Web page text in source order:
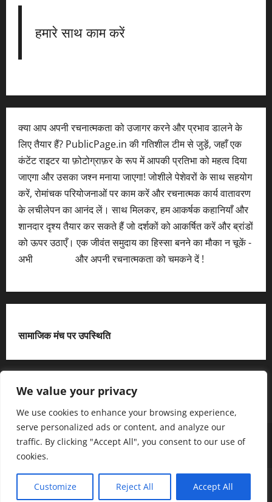
We value your privacy
We use cookies to enhance your browsing experience,
serve personalized ads or content, and analyze our
traffic. By clicking "Accept All", you consent to our use of
cookies.
Customize Reject All Accept All
हमारे साथ काम करें
क्या आप अपनी रचनात्मकता को उजागर करने और प्रभाव डालने के
लिए तैयार हैं? PublicPage.in की गतिशील टीम से जुड़ें, जहाँ एक
कंटेंट राइटर या फ़ोटोग्राफ़र के रूप में आपकी प्रतिभा को महत्व दिया
जाएगा और उसका जश्न मनाया जाएगा! जोशीले पेशेवरों के साथ सहयोग
करें, रोमांचक परियोजनाओं पर काम करें और रचनात्मक कार्य वातावरण
के लचीलेपन का आनंद लें। साथ मिलकर, हम आकर्षक कहानियाँ और
शानदार दृश्य तैयार कर सकते हैं जो दर्शकों को आकर्षित करें और ब्रांडों
को ऊपर उठाएँ। एक जीवंत समुदाय का हिस्सा बनने का मौका न चूकें -
अभी
और अपनी रचनात्मकता को चमकने दें !
सामाजिक मंच पर उपस्थिति
X
हमसे जुड़ें
आधिकारिक नीति पृष्ठ (Privacy Policy)
Copyright © All rights reserved. MoreNews द्धारा AF
themes.